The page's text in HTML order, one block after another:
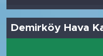
Demirköy Hava